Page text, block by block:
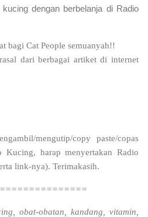
dengan berbelanja di Radio
bagi Cat People semuanyah!!
dari berbagai artiket di internet
mengutip/copy paste/copas
Kucing, harap menyertakan Radio
link-nya). Terimakasih.
obat-obatan, kandang, vitamin,